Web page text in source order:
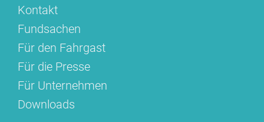
Kontakt
Fundsachen
Für den Fahrgast
Für die Presse
Für Unternehmen
Downloads